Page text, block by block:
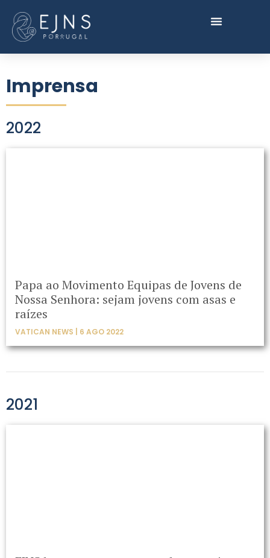
Imprensa
2022
Papa ao Movimento Equipas de Jovens de
Nossa Senhora: sejam jovens com asas e
raízes
VATICAN NEWS | 6 AGO 2022
2021